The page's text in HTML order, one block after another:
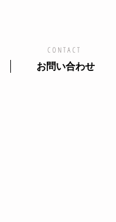
CONTACT
お問い合わせ